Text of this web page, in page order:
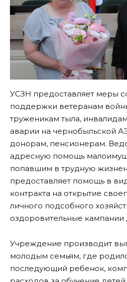
УСЗН предоставляет меры
поддержки ветеранам
труженикам тыла,
аварии на чернобыльской
донорам, пенсионерам.
адресную помощь
попавшим в трудную
предоставляет помощь в
контракта на открытие
личного подсобного
оздоровительные кампании
Учреждение производит
молодым семьям, где
последующий ребенок,